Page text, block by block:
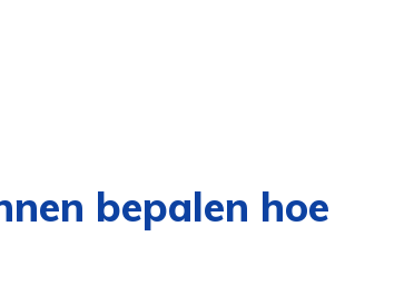
bepalen hoe